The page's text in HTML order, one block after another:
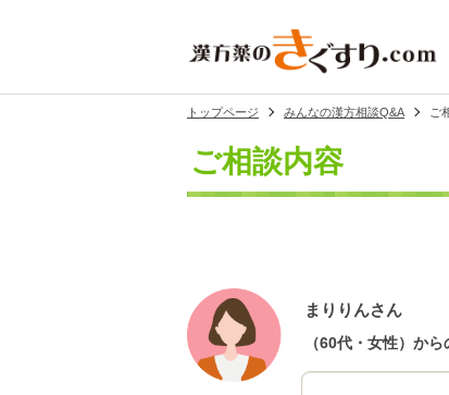
トップページ みんなの漢方相談Q&A ご
ご相談内容
まりりんさん
（60代・女性）か